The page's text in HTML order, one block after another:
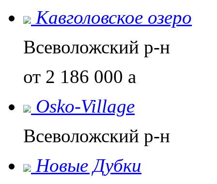
Кавголовское озеро
Всеволожский р-н
от 2 186 000 a
Osko-Village
Всеволожский р-н
Новые Дубки